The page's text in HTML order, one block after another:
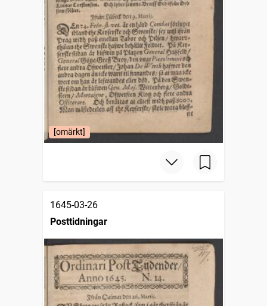
[omärkt]
1645-03-26
Posttidningar